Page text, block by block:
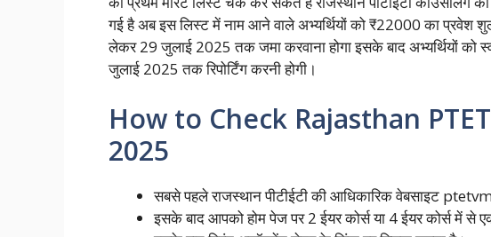
गई है अब इस लिस्ट में नाम आने वाले अभ्यर्थियों को ₹22000 का प्रवेश
लेकर 29 जुलाई 2025 तक जमा करवाना होगा इसके बाद अभ्यर्थियों को
जुलाई 2025 तक रिपोर्टिंग करनी होगी।
How to Check Rajasthan
2025
सबसे पहले राजस्थान पीटीईटी की आधिकारिक वेबसाइट
इसके बाद आपको होम पेज पर 2 ईयर कोर्स या 4 ईयर कोर्स में से